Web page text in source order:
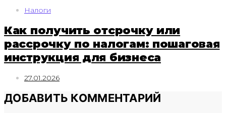
Налоги
Как получить отсрочку или
рассрочку по налогам: пошаговая
инструкция для бизнеса
27.01.2026
ДОБАВИТЬ КОММЕНТАРИЙ